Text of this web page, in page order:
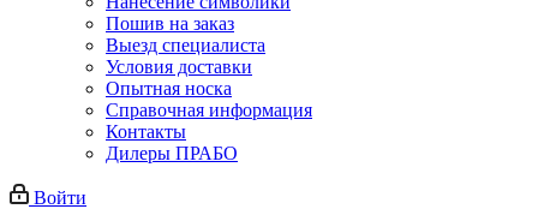
Пошив на заказ
Выезд специалиста
Условия доставки
Опытная носка
Справочная информация
Контакты
Дилеры ПРАБО
Войти